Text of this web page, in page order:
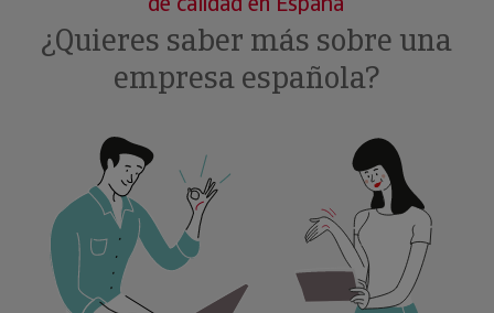
¿Quieres saber más sobre una
empresa española?